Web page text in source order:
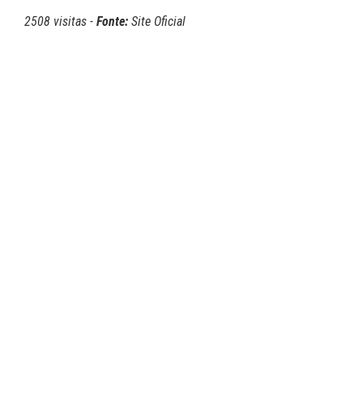
2508 visitas - Fonte: Site Oficial